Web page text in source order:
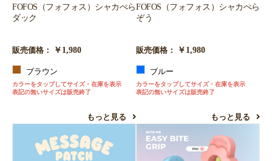
FOFOS（フォフォス）シャカぺら
ダック
販売価格： ￥1,980
ブラウン
カラーをタップしてサイズ・在庫を表示
表記の無いサイズは販売終了
もっと見る
FOFOS（フォフォス）シャカぺら
ぞう
販売価格： ￥1,980
ブルー
カラーをタップしてサイズ・在庫を表示
表記の無いサイズは販売終了
もっと見る